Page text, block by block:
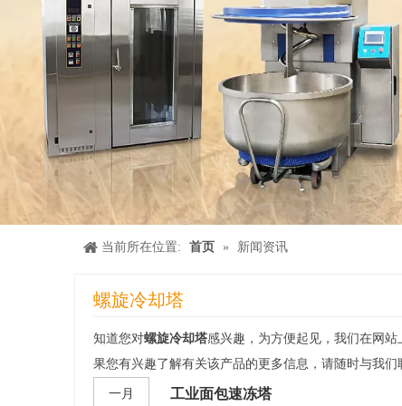
当前所在位置: 首页 » 新闻资讯
螺旋冷却塔
知道您对螺旋冷却塔感兴趣，为方便起见，我们在网
果您有兴趣了解有关该产品的更多信息，请随时与我们
一月 工业面包速冻塔